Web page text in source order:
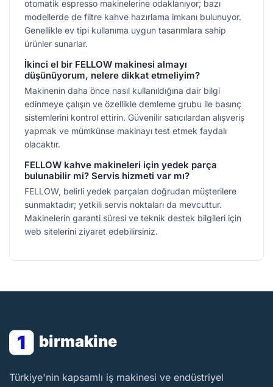
otomatik espresso makinelerine odaklanıyor; bazı
modellerde de filtre kahve hazırlama imkanı bulunuyor.
Genellikle ev tipi kullanıma uygun tasarımlara sahip
ürünler sunarlar.
İkinci el bir FELLOW makinesi almayı
düşünüyorum, nelere dikkat etmeliyim?
Makinenin daha önce nasıl kullanıldığına dair bilgi
edinmeye çalışın ve özellikle demleme grubu ile basınç
sistemlerini kontrol ettirin. Güvenilir satıcılardan alışveriş
yapmak ve mümkünse makinayı test etmek faydalı
olacaktır.
FELLOW kahve makineleri için yedek parça
bulunabilir mi? Servis hizmeti var mı?
FELLOW, belirli yedek parçaları doğrudan müşterilere
sunmaktadır; yetkili servis noktaları da mevcuttur.
Makinelerin garanti süresi ve teknik destek bilgileri için
web sitelerini ziyaret edebilirsiniz.
1 birmakine
BirMakine
Türkiye'nin kapsamlı iş makinesi ve endüstriyel